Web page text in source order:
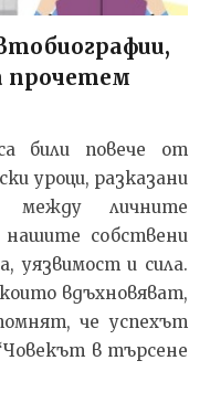
прочетем
били повече от
уроци, разказани
личните
собствени
уязвимост и сила.
вдъхновяват,
че успехът
в търсене